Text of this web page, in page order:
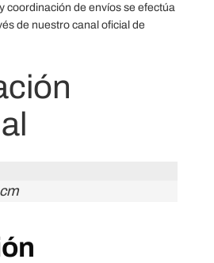
coordinación de envíos se efectúa
de nuestro canal oficial de